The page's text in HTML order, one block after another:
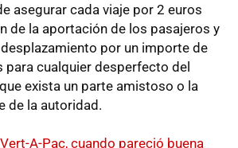
asegurar cada viaje por 2 euros
de la aportación de los pasajeros y
por un importe de
para cualquier desperfecto del
exista un parte amistoso o la
de la autoridad.
Vert-A-Pac, cuando pareció buena